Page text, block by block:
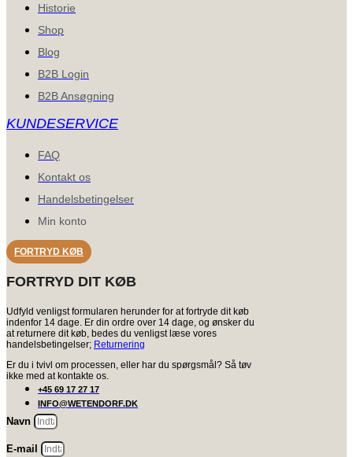
Historie
Shop
Blog
B2B Login
B2B Ansøgning
KUNDESERVICE
FAQ
Kontakt os
Handelsbetingelser
Min konto
FORTRYD KØB
FORTRYD DIT KØB
Udfyld venligst formularen herunder for at fortryde dit køb
indenfor 14 dage. Er din ordre over 14 dage, og ønsker du
at returnere dit køb, bedes du venligst læse vores
handelsbetingelser; Returnering
Er du i tvivl om processen, eller har du spørgsmål? Så tøv
ikke med at kontakte os.
+45 69 17 27 17
INFO@WETENDORF.DK
Navn
E-mail